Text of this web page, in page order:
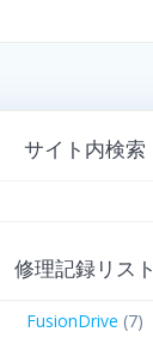
サイト内検索
修理記録リスト
FusionDrive (7)